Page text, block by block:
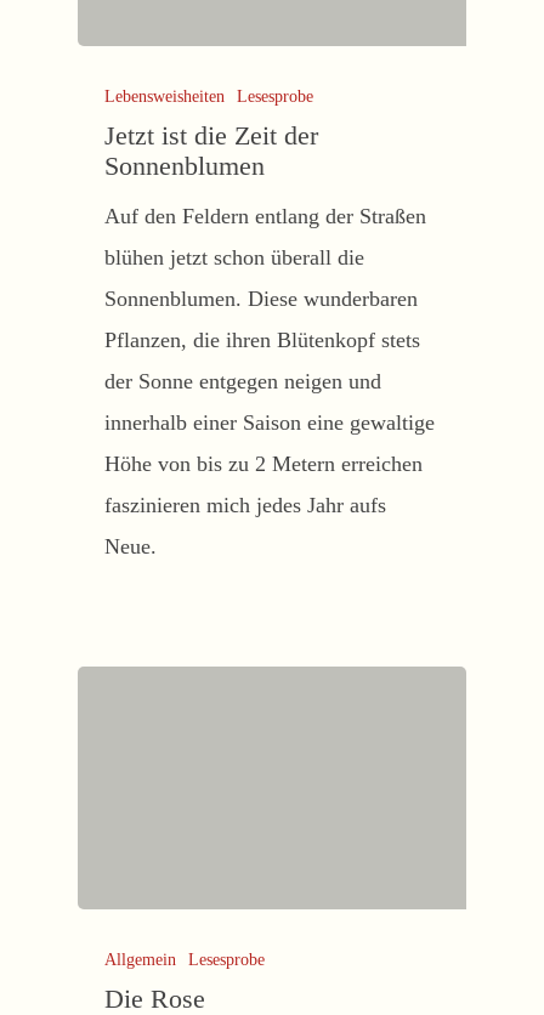
Lebensweisheiten Lesesprobe
Jetzt ist die Zeit der
Sonnenblumen
Auf den Feldern entlang der Straßen
blühen jetzt schon überall die
Sonnenblumen. Diese wunderbaren
Pflanzen, die ihren Blütenkopf stets
der Sonne entgegen neigen und
innerhalb einer Saison eine gewaltige
Höhe von bis zu 2 Metern erreichen
faszinieren mich jedes Jahr aufs
Neue.
Allgemein Lesesprobe
Die Rose